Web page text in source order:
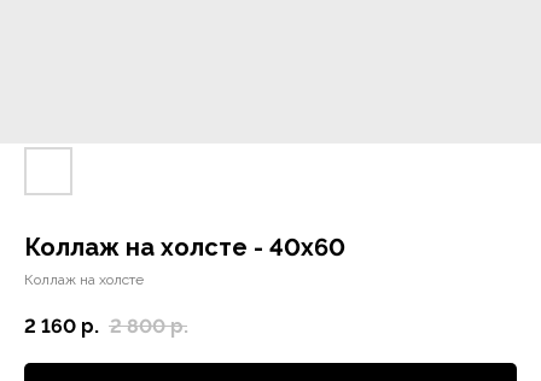
Коллаж на холсте - 40х60
Коллаж на холсте
2 160 р. 2 800 р.